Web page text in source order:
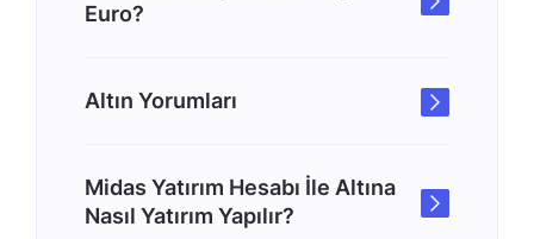
Euro?
Altın Yorumları
Midas Yatırım Hesabı İle Altına
Nasıl Yatırım Yapılır?